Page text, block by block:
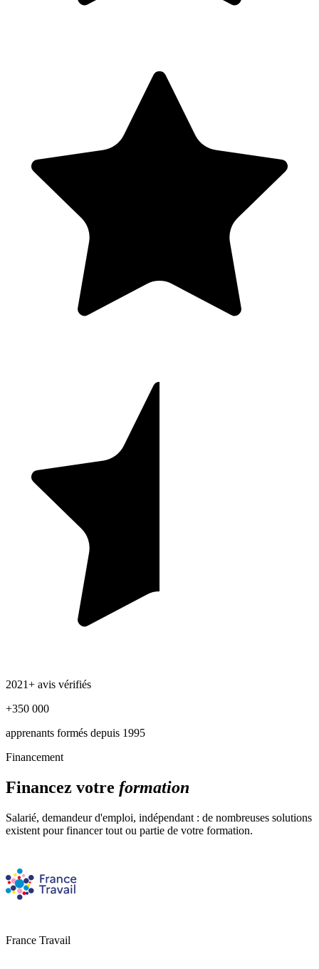
2021+ avis vérifiés
+350 000
apprenants formés depuis 1995
Financement
Financez votre formation
Salarié, demandeur d'emploi, indépendant : de nombreuses solutions
existent pour financer tout ou partie de votre formation.
France Travail